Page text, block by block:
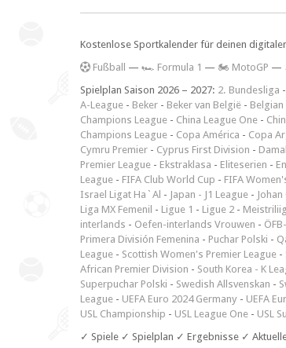
Kostenlose Sportkalender für deinen
Fußball — 🏎️ Formula 1 — 🏍 MotoGP —
Spielplan Saison 2026 – 2027: 2. Bundesliga -
A-League - Beker - Beker van België - Belgian
Champions League - China League One -
Champions League - Copa América - Copa
Cymru Premier - Cyprus First Division -
Premier League - Ekstraklasa - Eliteserien -
League - FIFA Club World Cup - FIFA
Israel Ligat Ha`Al - Japan - J1 League -
Liga MX Femenil - Ligue 1 - Ligue 2 -
interlands - Oefen-interlands Vrouwen -
Primera División Femenina - Puchar Polski -
League - Scottish Women's Premier League -
African Premier Division - South Korea - K
Superpuchar Polski - Swedish Allsvenskan -
League - UEFA Euro 2024 Germany - UEFA
USL Championship - USL League One - USL
✓ Spiele ✓ Spielplan ✓ Ergebnisse ✓